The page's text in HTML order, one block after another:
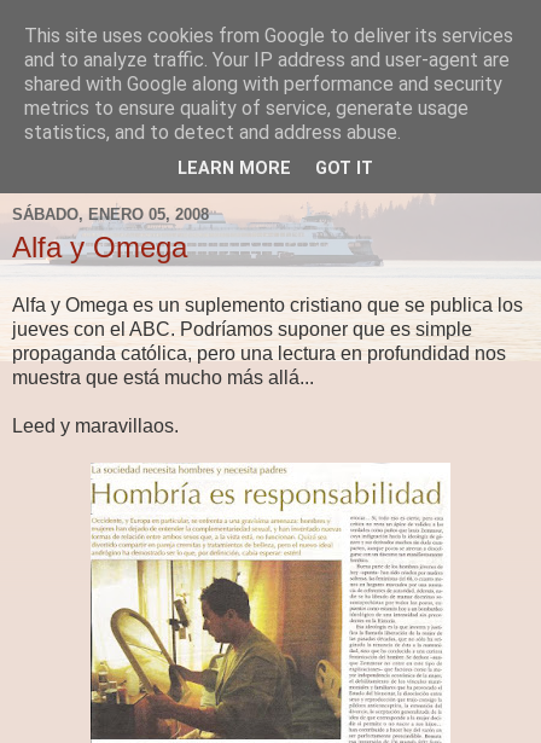
Fergus el Destructor
Blog sobre lo que le apetece escribir a Fergus, en el caso
de que le apetezca escribir.
SÁBADO, ENERO 05, 2008
Alfa y Omega
Alfa y Omega es un suplemento cristiano que se publica los
jueves con el ABC. Podríamos suponer que es simple
propaganda católica, pero una lectura en profundidad nos
muestra que está mucho más allá...
Leed y maravillaos.
This site uses cookies from Google to deliver its services
and to analyze traffic. Your IP address and user-agent are
shared with Google along with performance and security
metrics to ensure quality of service, generate usage
statistics, and to detect and address abuse.
LEARN MORE GOT IT